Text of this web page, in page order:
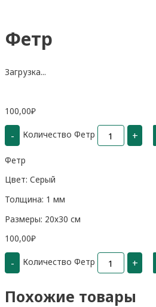
Фетр
Загрузка...
100,00₽
- Количество Фетр +
Фетр
Цвет: Серый
Толщина: 1 мм
Размеры: 20х30 см
100,00₽
- Количество Фетр +
Похожие товары